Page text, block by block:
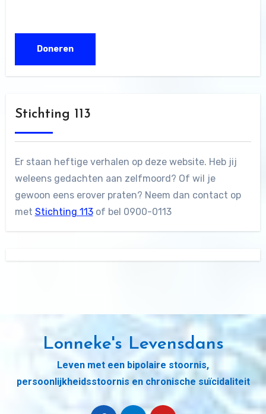
Stichting 113
Er staan heftige verhalen op deze website. Heb jij
weleens gedachten aan zelfmoord? Of wil je
gewoon eens erover praten? Neem dan contact op
met Stichting 113of bel 0900-0113
Lonneke's Levensdans
Leven met een bipolaire stoornis,
persoonlijkheidsstoornis en chronische suïcidaliteit